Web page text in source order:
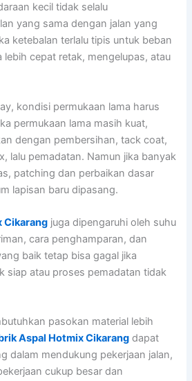
kecil tidak selalu
yang sama dengan jalan yang
ketebalan terlalu tipis untuk beban
lebih cepat retak, mengelupas, atau
kondisi permukaan lama harus
permukaan lama masih kuat,
dengan pembersihan, tack coat,
lalu pemadatan. Namun jika banyak
patching dan perbaikan dasar
lapisan baru dipasang.
Cikarang juga dipengaruhi oleh suhu
cara penghamparan, dan
baik tetap bisa gagal jika
siap atau proses pemadatan tidak
pasokan material lebih
Aspal Hotmix Cikarang dapat
dalam mendukung pekerjaan jalan,
cukup besar dan